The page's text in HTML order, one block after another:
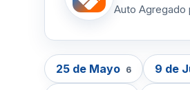
Auto Agregado
25 de Mayo 6 9 de